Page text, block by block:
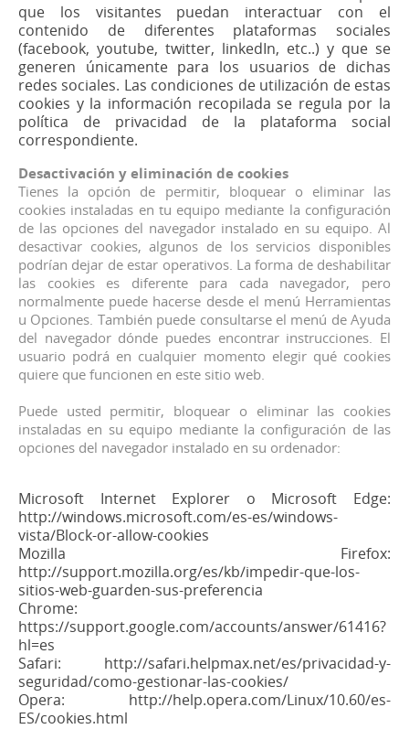
que los visitantes puedan interactuar con el
contenido de diferentes plataformas sociales
(facebook, youtube, twitter, linkedIn, etc..) y que se
generen únicamente para los usuarios de dichas
redes sociales. Las condiciones de utilización de estas
cookies y la información recopilada se regula por la
política de privacidad de la plataforma social
correspondiente.
Desactivación y eliminación de cookies
Tienes la opción de permitir, bloquear o eliminar las
cookies instaladas en tu equipo mediante la configuración
de las opciones del navegador instalado en su equipo. Al
desactivar cookies, algunos de los servicios disponibles
podrían dejar de estar operativos. La forma de deshabilitar
las cookies es diferente para cada navegador, pero
normalmente puede hacerse desde el menú Herramientas
u Opciones. También puede consultarse el menú de Ayuda
del navegador dónde puedes encontrar instrucciones. El
usuario podrá en cualquier momento elegir qué cookies
quiere que funcionen en este sitio web.
Puede usted permitir, bloquear o eliminar las cookies
instaladas en su equipo mediante la configuración de las
opciones del navegador instalado en su ordenador:
Microsoft Internet Explorer o Microsoft Edge:
http://windows.microsoft.com/es-es/windows-
vista/Block-or-allow-cookies
Mozilla Firefox:
http://support.mozilla.org/es/kb/impedir-que-los-
sitios-web-guarden-sus-preferencia
Chrome:
https://support.google.com/accounts/answer/61416?
hl=es
Safari: http://safari.helpmax.net/es/privacidad-y-
seguridad/como-gestionar-las-cookies/
Opera: http://help.opera.com/Linux/10.60/es-
ES/cookies.html